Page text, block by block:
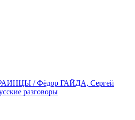
/ Фёдор ГАЙДА, Сергей
разговоры